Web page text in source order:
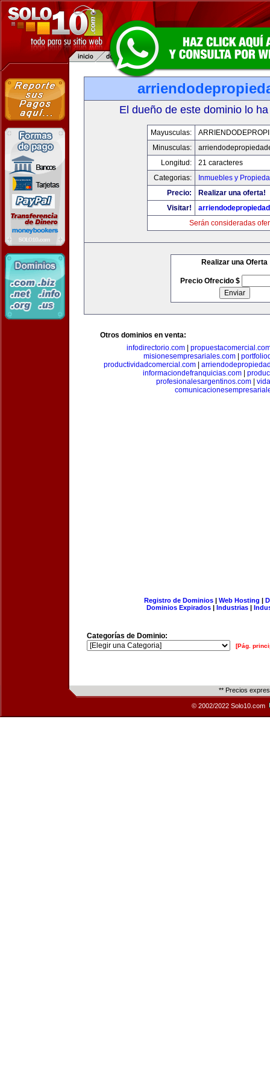
El dueño de este dominio lo
Mayusculas:
Minusculas:
Longitud:
21 caracteres
Categorias:
Inmuebles y
Precio:
Realizar una oferta!
Visitar!
Serán consideradas
Realizar una Oferta
Precio Ofrecido $
Otros dominios en venta:
infodirectorio.com
misionesempresariales.com
productividadcomercial.com
informaciondefranquicias.com
profesionalesargentinos.com|
Registro de Dominios| Web Hosting |
Dominios Expirados | Industrias |
Categorías de Dominio:
[Pág.
** Precios
© 2002/2022 Solo10.com